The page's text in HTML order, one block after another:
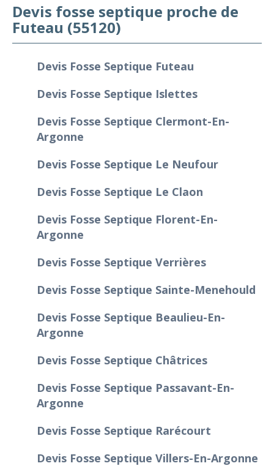
Devis fosse septique proche de
Futeau (55120)
Devis Fosse Septique Futeau
Devis Fosse Septique Islettes
Devis Fosse Septique Clermont-En-
Argonne
Devis Fosse Septique Le Neufour
Devis Fosse Septique Le Claon
Devis Fosse Septique Florent-En-
Argonne
Devis Fosse Septique Verrières
Devis Fosse Septique Sainte-Menehould
Devis Fosse Septique Beaulieu-En-
Argonne
Devis Fosse Septique Châtrices
Devis Fosse Septique Passavant-En-
Argonne
Devis Fosse Septique Rarécourt
Devis Fosse Septique Villers-En-Argonne